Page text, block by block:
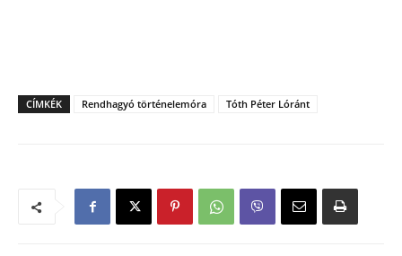
CÍMKÉK Rendhagyó történelemóra Tóth Péter Lóránt